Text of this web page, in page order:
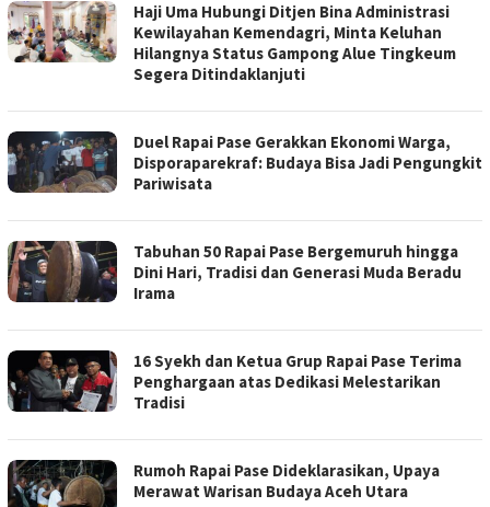
Haji Uma Hubungi Ditjen Bina Administrasi
Kewilayahan Kemendagri, Minta Keluhan
Hilangnya Status Gampong Alue Tingkeum
Segera Ditindaklanjuti
Duel Rapai Pase Gerakkan Ekonomi Warga,
Disporaparekraf: Budaya Bisa Jadi Pengungkit
Pariwisata
Tabuhan 50 Rapai Pase Bergemuruh hingga
Dini Hari, Tradisi dan Generasi Muda Beradu
Irama
16 Syekh dan Ketua Grup Rapai Pase Terima
Penghargaan atas Dedikasi Melestarikan
Tradisi
Rumoh Rapai Pase Dideklarasikan, Upaya
Merawat Warisan Budaya Aceh Utara